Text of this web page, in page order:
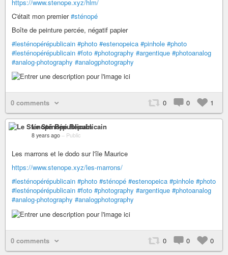
https://www.stenope.xyz/hlm/
C'était mon premier#sténopé
Boîte de peinture percée, négatif papier
#lesténopérépublicain #photo #estenopeica #pinhole #photo
#lesténopérépublicain #foto #photography #argentique #photoanalog
#analog-photography #analogphotography
0 comments 0 0 1
Le Sténopé Républicain
8 years ago – Public
Les marrons et le dodo sur l'île Maurice
https://www.stenope.xyz/les-marrons/
#lesténopérépublicain #photo #sténopé #estenopeica #pinhole #photo
#lesténopérépublicain #foto #photography #argentique #photoanalog
#analog-photography #analogphotography
0 comments 0 0 0